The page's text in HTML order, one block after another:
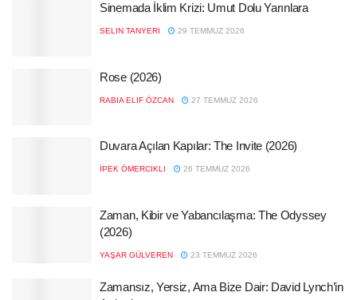
Sinemada İklim Krizi: Umut Dolu Yarınlara
SELIN TANYERI 29 TEMMUZ 2026
Rose (2026)
RABIA ELIF ÖZCAN 27 TEMMUZ 2026
Duvara Açılan Kapılar: The Invite (2026)
İPEK ÖMERCIKLI 26 TEMMUZ 2026
Zaman, Kibir ve Yabancılaşma: The Odyssey
(2026)
YAŞAR GÜLVEREN 23 TEMMUZ 2026
Zamansız, Yersiz, Ama Bize Dair: David Lynch’in